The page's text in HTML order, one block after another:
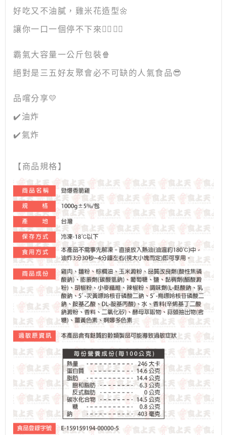
好吃又不油膩，雞米花造型🌼
讓你一口一個停不下來❤️‍🔥❤️‍🔥
霸氣大容量一公斤包裝🍿
絕對是三五好友聚會必不可缺的人氣食品😎
品嚐分享💛
✔️油炸
✔️氣炸
【商品規格】